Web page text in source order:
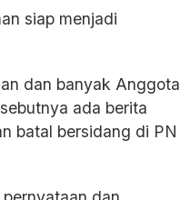
siap menjadi
dan banyak Anggota
ada berita
batal bersidang di PN